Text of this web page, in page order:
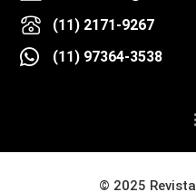
(11) 2171-9267
(11) 97364-3538
© 2025